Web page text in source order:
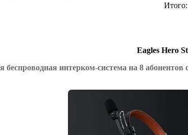
Итого:
Eagles Hero
беспроводная интерком-система на 8 абонентов